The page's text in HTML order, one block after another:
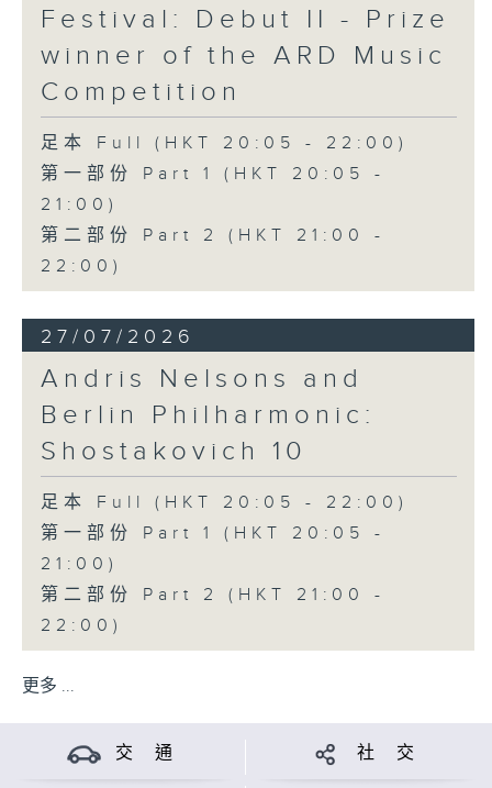
Festival: Debut II - Prize
winner of the ARD Music
Competition
足本 Full (HKT 20:05 - 22:00)
第一部份 Part 1 (HKT 20:05 -
21:00)
第二部份 Part 2 (HKT 21:00 -
22:00)
27/07/2026
Andris Nelsons and
Berlin Philharmonic:
Shostakovich 10
足本 Full (HKT 20:05 - 22:00)
第一部份 Part 1 (HKT 20:05 -
21:00)
第二部份 Part 2 (HKT 21:00 -
22:00)
更多 ...
交 通 社 交